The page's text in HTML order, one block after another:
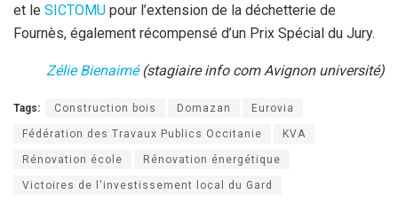
et le SICTOMU pour l’extension de la déchetterie de
Fournès, également récompensé d’un Prix Spécial du Jury.
Zélie Bienaimé(stagiaire info com Avignon université)
Tags: Construction bois Domazan Eurovia
Fédération des Travaux Publics Occitanie KVA
Rénovation école Rénovation énergétique
Victoires de l'investissement local du Gard